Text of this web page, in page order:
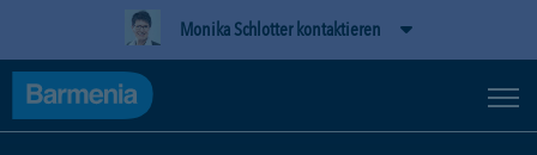
Monika Schlotter kontaktieren